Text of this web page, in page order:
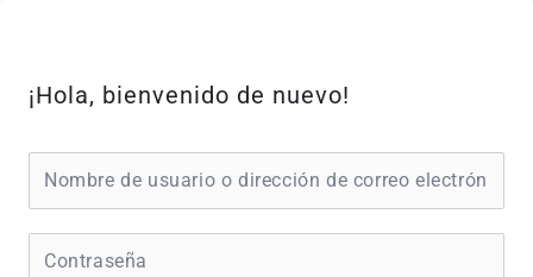
contenido
¡Hola, bienvenido de nuevo!